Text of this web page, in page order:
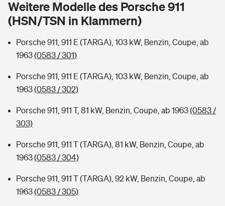
Wer versichert was: Jetzt Versicherer finden
Sie haben Fragen?
Musikinstrumentenversicherung
Zur Übersicht
Kinderunfall-Check: Mehr Sicherheit für deine Kids
Typklassen: So ist Ihr Auto eingestuft
Weitere Modelle des Porsche 911
(HSN/TSN in Klammern)
Porsche 911, 911 E (TARGA), 103 kW, Benzin, Coupe, ab
1963(0583 / 301)
Porsche 911, 911 E (TARGA), 103 kW, Benzin, Coupe, ab
1963(0583 / 302)
Porsche 911, 911 T, 81 kW, Benzin, Coupe, ab 1963(0583 /
303)
Porsche 911, 911 T (TARGA), 81 kW, Benzin, Coupe, ab
1963(0583 / 304)
Porsche 911, 911 T (TARGA), 92 kW, Benzin, Coupe, ab
1963(0583 / 305)